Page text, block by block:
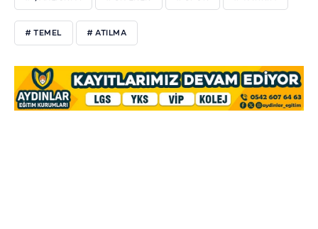
# TEMEL # ATILMA